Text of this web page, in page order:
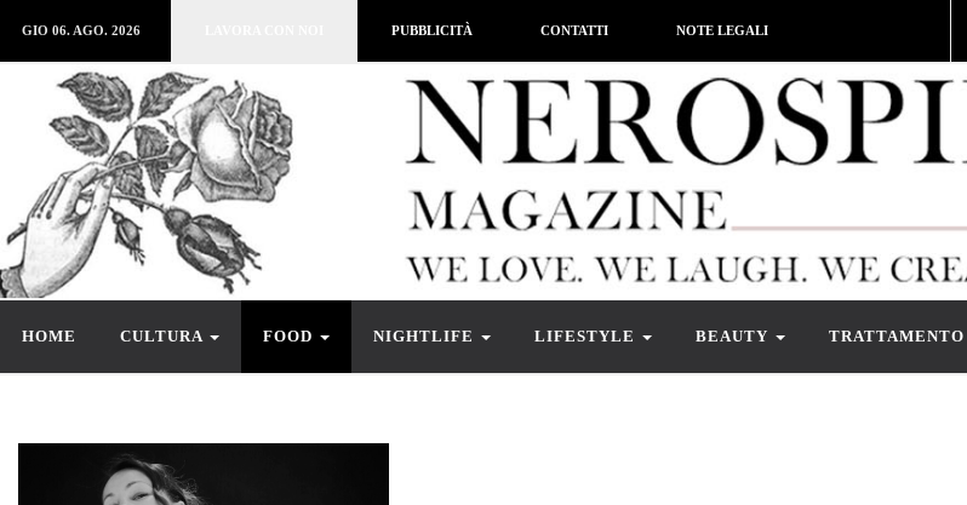
GIO 06. AGO. 2026 PUBBLICITÀ CONTATTI NOTE LEGALI
HOME CULTURA FOOD NIGHTLIFE LIFESTYLE BEAUTY